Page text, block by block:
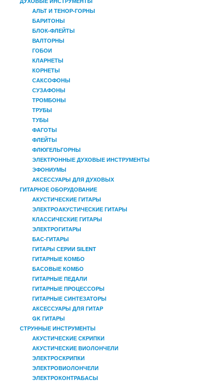
АЛЬТ И ТЕНОР-ГОРНЫ
БАРИТОНЫ
БЛОК-ФЛЕЙТЫ
ВАЛТОРНЫ
ГОБОИ
КЛАРНЕТЫ
КОРНЕТЫ
САКСОФОНЫ
СУЗАФОНЫ
ТРОМБОНЫ
ТРУБЫ
ТУБЫ
ФАГОТЫ
ФЛЕЙТЫ
ФЛЮГЕЛЬГОРНЫ
ЭЛЕКТРОННЫЕ ДУХОВЫЕ ИНСТРУМЕНТЫ
ЭФОНИУМЫ
АКСЕССУАРЫ ДЛЯ ДУХОВЫХ
ГИТАРНОЕ ОБОРУДОВАНИЕ
АКУСТИЧЕСКИЕ ГИТАРЫ
ЭЛЕКТРОАКУСТИЧЕСКИЕ ГИТАРЫ
КЛАССИЧЕСКИЕ ГИТАРЫ
ЭЛЕКТРОГИТАРЫ
БАС-ГИТАРЫ
ГИТАРЫ СЕРИИ SILENT
ГИТАРНЫЕ КОМБО
БАСОВЫЕ КОМБО
ГИТАРНЫЕ ПЕДАЛИ
ГИТАРНЫЕ ПРОЦЕССОРЫ
ГИТАРНЫЕ СИНТЕЗАТОРЫ
АКСЕССУАРЫ ДЛЯ ГИТАР
GK ГИТАРЫ
СТРУННЫЕ ИНСТРУМЕНТЫ
АКУСТИЧЕСКИЕ СКРИПКИ
АКУСТИЧЕСКИЕ ВИОЛОНЧЕЛИ
ЭЛЕКТРОСКРИПКИ
ЭЛЕКТРОВИОЛОНЧЕЛИ
ЭЛЕКТРОКОНТРАБАСЫ